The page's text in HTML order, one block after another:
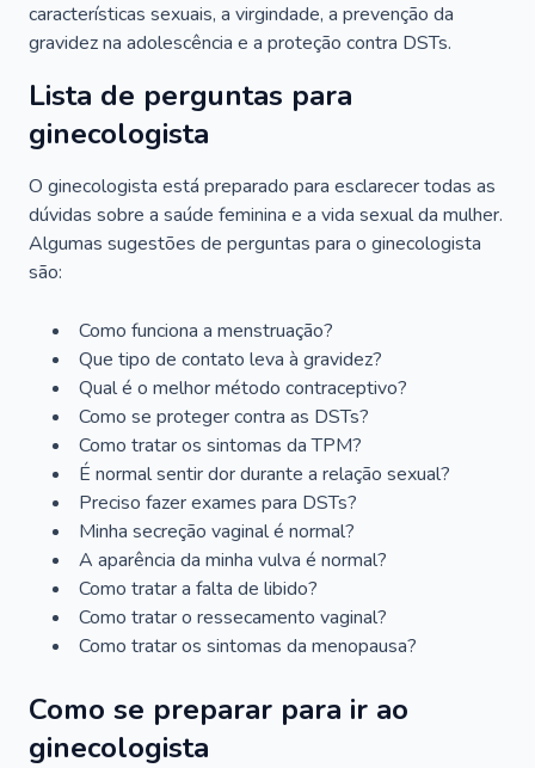
características sexuais, a virgindade, a prevenção da
gravidez na adolescência e a proteção contra DSTs.
Lista de perguntas para
ginecologista
O ginecologista está preparado para esclarecer todas as
dúvidas sobre a saúde feminina e a vida sexual da mulher.
Algumas sugestões de perguntas para o ginecologista
são:
Como funciona a menstruação?
Que tipo de contato leva à gravidez?
Qual é o melhor método contraceptivo?
Como se proteger contra as DSTs?
Como tratar os sintomas da TPM?
É normal sentir dor durante a relação sexual?
Preciso fazer exames para DSTs?
Minha secreção vaginal é normal?
A aparência da minha vulva é normal?
Como tratar a falta de libido?
Como tratar o ressecamento vaginal?
Como tratar os sintomas da menopausa?
Como se preparar para ir ao
ginecologista